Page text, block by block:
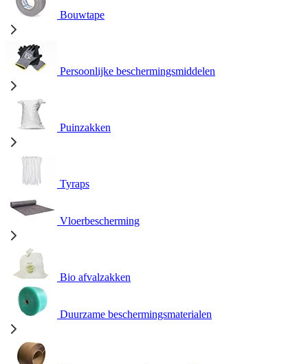
Bouwtape
Persoonlijke beschermingsmiddelen
Puinzakken
Tyraps
Vloerbescherming
Bio afvalzakken
Duurzame beschermingsmaterialen